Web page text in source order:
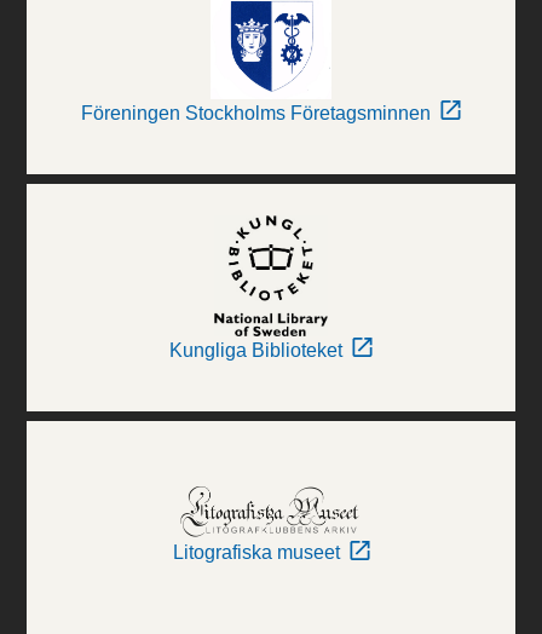
Föreningen Stockholms Företagsminnen
Kungliga Biblioteket
Litografiska museet